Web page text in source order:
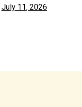
July 11, 2026